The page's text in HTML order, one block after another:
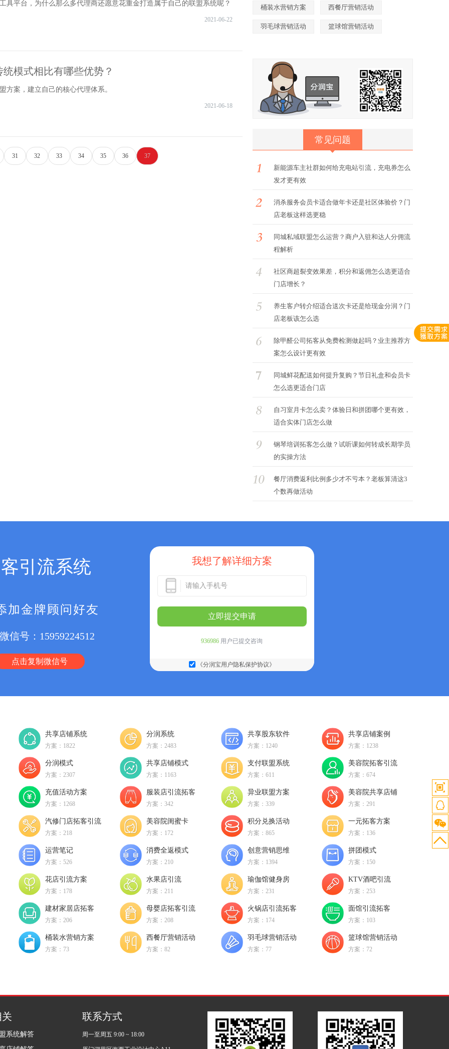
具平台，为什么那么多代理商还愿意花重金打造属于自己的联盟系统呢？
2021-06-22
统模式相比有哪些优势？
方案，建立自己的核心代理体系。
2021-06-18
31 32 33 34 35 36 37
桶装水营销方案 西餐厅营销活动
羽毛球营销活动 篮球馆营销活动
常见问题
新能源车主社群如何给充电站引流，充电券怎么
发才更有效
消杀服务会员卡适合做年卡还是社区体验价？门
店老板这样选更稳
同城私域联盟怎么运营？商户入驻和达人分佣流
程解析
社区商超裂变效果差，积分和返佣怎么选更适合
门店增长？
养生客户转介绍适合送次卡还是给现金分润？门
店老板该怎么选
除甲醛公司拓客从免费检测做起吗？业主推荐方
案怎么设计更有效
同城鲜花配送如何提升复购？节日礼盒和会员卡
怎么选更适合门店
自习室月卡怎么卖？体验日和拼团哪个更有效，
适合实体门店怎么做
钢琴培训拓客怎么做？试听课如何转成长期学员
的实操方法
餐厅消费返利比例多少才不亏本？老板算清这3
个数再做活动
引流系统
加金牌顾问好友
信号： 15959224512
点击复制微信号
我想了解详细方案
立即提交申请
936986 用户已提交咨询
《分润宝用户隐私保护协议》
共享店铺系统
方案：1822
分润系统
方案：2483
共享股东软件
方案：1240
共享店铺案例
方案：1238
分润模式
方案：2307
共享店铺模式
方案：1163
支付联盟系统
方案：611
美容院拓客引流
方案：674
充值活动方案
方案：1268
服装店引流拓客
方案：342
异业联盟方案
方案：339
美容院共享店铺
方案：291
汽修门店拓客引流
方案：218
美容院闺蜜卡
方案：172
积分兑换活动
方案：865
一元拓客方案
方案：136
运营笔记
方案：526
消费全返模式
方案：210
创意营销思维
方案：1394
拼团模式
方案：150
花店引流方案
方案：178
水果店引流
方案：211
瑜伽馆健身房
方案：231
KTV酒吧引流
方案：253
建材家居店拓客
方案：206
母婴店拓客引流
方案：208
火锅店引流拓客
方案：174
面馆引流拓客
方案：103
桶装水营销方案
方案：73
西餐厅营销活动
方案：82
羽毛球营销活动
方案：77
篮球馆营销活动
方案：72
系统解答
联系方式
周一至周五 9:00 ~ 18:00
客服